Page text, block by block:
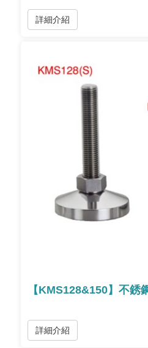
詳細介紹
【KMS128&150】不銹
詳細介紹